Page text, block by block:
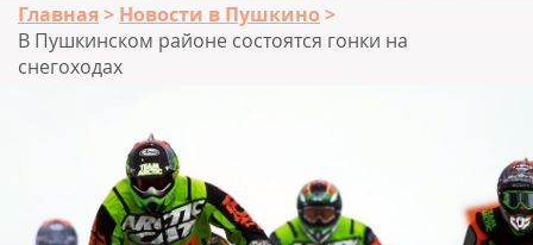
Главная
Новости в Пушкино
В Пушкинском районе состоятся гонки на
снегоходах